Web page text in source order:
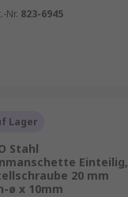
Nr. 823-6945
Lager
Stahl
Einteilig,
20 mm
ø x 10mm